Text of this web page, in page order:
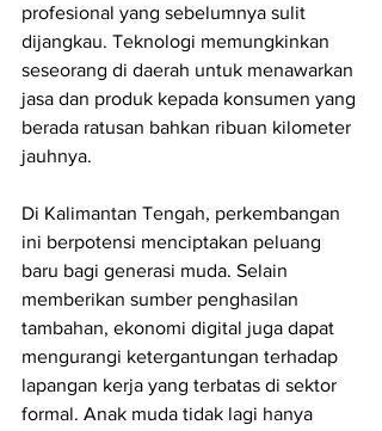
profesional yang sebelumnya sulit
dijangkau. Teknologi memungkinkan
seseorang di daerah untuk menawarkan
jasa dan produk kepada konsumen yang
berada ratusan bahkan ribuan kilometer
jauhnya.
Di Kalimantan Tengah, perkembangan
ini berpotensi menciptakan peluang
baru bagi generasi muda. Selain
memberikan sumber penghasilan
tambahan, ekonomi digital juga dapat
mengurangi ketergantungan terhadap
lapangan kerja yang terbatas di sektor
formal. Anak muda tidak lagi hanya